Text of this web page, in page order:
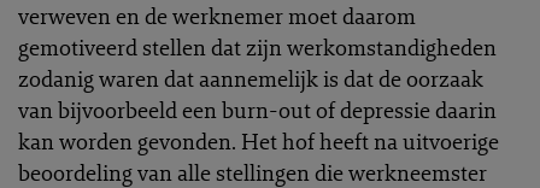
verweven en de werknemer moet daarom
gemotiveerd stellen dat zijn werkomstandigheden
zodanig waren dat aannemelijk is dat de oorzaak
van bijvoorbeeld een burn-out of depressie daarin
kan worden gevonden. Het hof heeft na uitvoerige
beoordeling van alle stellingen die werkneemster